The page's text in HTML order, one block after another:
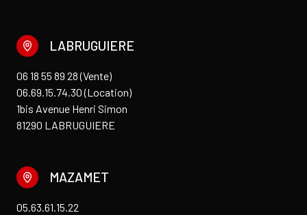
LABRUGUIERE
06 18 55 89 28 (Vente)
06.69.15.74.30 (Location)
1bis Avenue Henri Simon
81290 LABRUGUIERE
MAZAMET
05.63.61.15.22